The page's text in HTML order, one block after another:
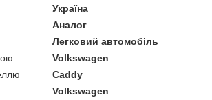
Україна
Аналог
Легковий автомобіль
Volkswagen
Caddy
Volkswagen